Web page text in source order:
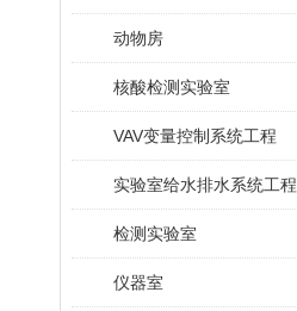
动物房
核酸检测实验室
VAV变量控制系统工程
实验室给水排水系统工程
检测实验室
仪器室